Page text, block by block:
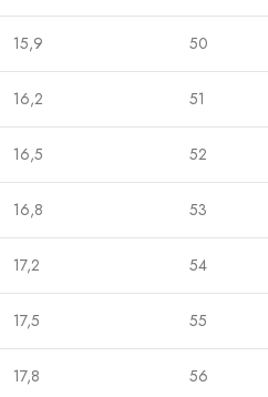
15,9 50
16,2 51
16,5 52
16,8 53
17,2 54
17,5 55
17,8 56